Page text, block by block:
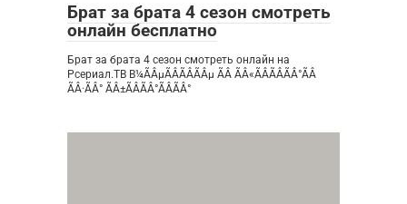
Брат за брата 4 сезон смотреть
онлайн бесплатно
Брат за брата 4 сезон смотреть онлайн на
Рсериал.ТВ В¼ÃÂµÃÂÃÂÃÂµ ÃÂ ÃÂ«ÃÂÃÂÃÂ°ÃÂ
ÃÂ·ÃÂ° ÃÂ±ÃÂÃÂ°ÃÂÃÂ°